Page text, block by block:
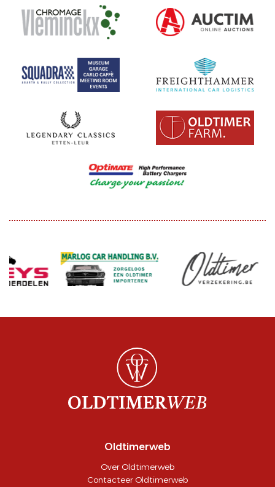
Oldtimerweb
Over Oldtimerweb
Contacteer Oldtimerweb